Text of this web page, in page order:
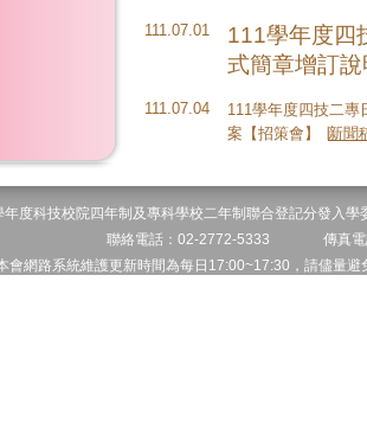
111.07.01
111學年度四
式簡章增訂說
111.07.04
111學年度四技二
案【招策會】
新聞
年度科技校院四年制及專科學校二年制聯合登記分發
聯絡電話：02-2772-5333 傳真
會網路系統維護更新時間為每日17:00~17:30，請儘量